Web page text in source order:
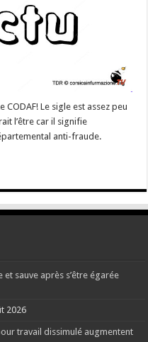
relâche
contre
la
fraude
en
CODAF! Le sigle est assez peu
l’être car il signifie
anti-fraude.
sauve après s’être égarée
2026
travail dissimulé augmentent